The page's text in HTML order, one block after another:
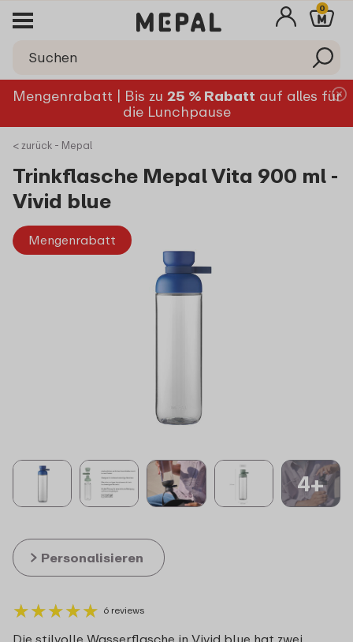
0
Mengenrabatt | Bis zu 25 % Rabatt auf alles für
die Lunchpause
< zurück - Mepal
Trinkflasche Mepal Vita 900 ml -
Vivid blue
Mengenrabatt
4+
★★★★★
★★★★★ 6 reviews
Personalisieren